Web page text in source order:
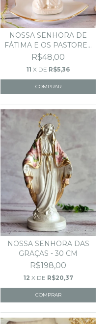
NOSSA SENHORA DE
FÁTIMA E OS PASTORES
-...
R$48,00
11 X DE R$5,36
NOSSA SENHORA DAS
GRAÇAS - 30 CM
R$198,00
12 X DE R$20,37